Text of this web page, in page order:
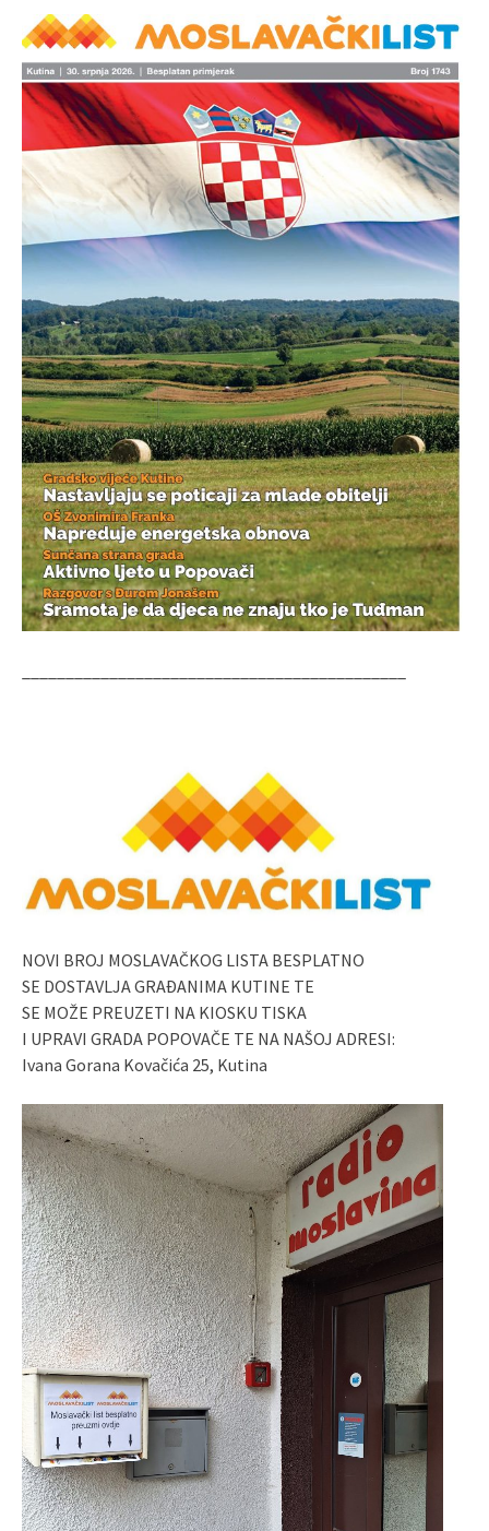
NOVI BROJ MOSLAVAČKOG LISTA BESPLATNO
SE DOSTAVLJA GRAĐANIMA KUTINE TE
SE MOŽE PREUZETI NA KIOSKU TISKA
I UPRAVI GRADA POPOVAČE TE NA NAŠOJ ADRESI:
Ivana Gorana Kovačića 25, Kutina